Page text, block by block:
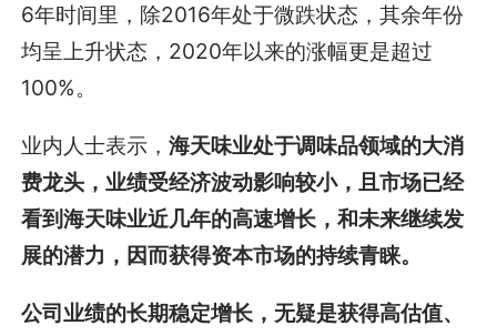
6年时间里，除2016年处于微跌状态，其余年份
均呈上升状态，2020年以来的涨幅更是超过
100%。
业内人士表示，海天味业处于调味品领域的大消
费龙头，业绩受经济波动影响较小，且市场已经
看到海天味业近几年的高速增长，和未来继续发
展的潜力，因而获得资本市场的持续青睐。
公司业绩的长期稳定增长，无疑是获得高估值、